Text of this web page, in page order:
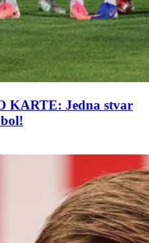
KARTE: Jedna stvar